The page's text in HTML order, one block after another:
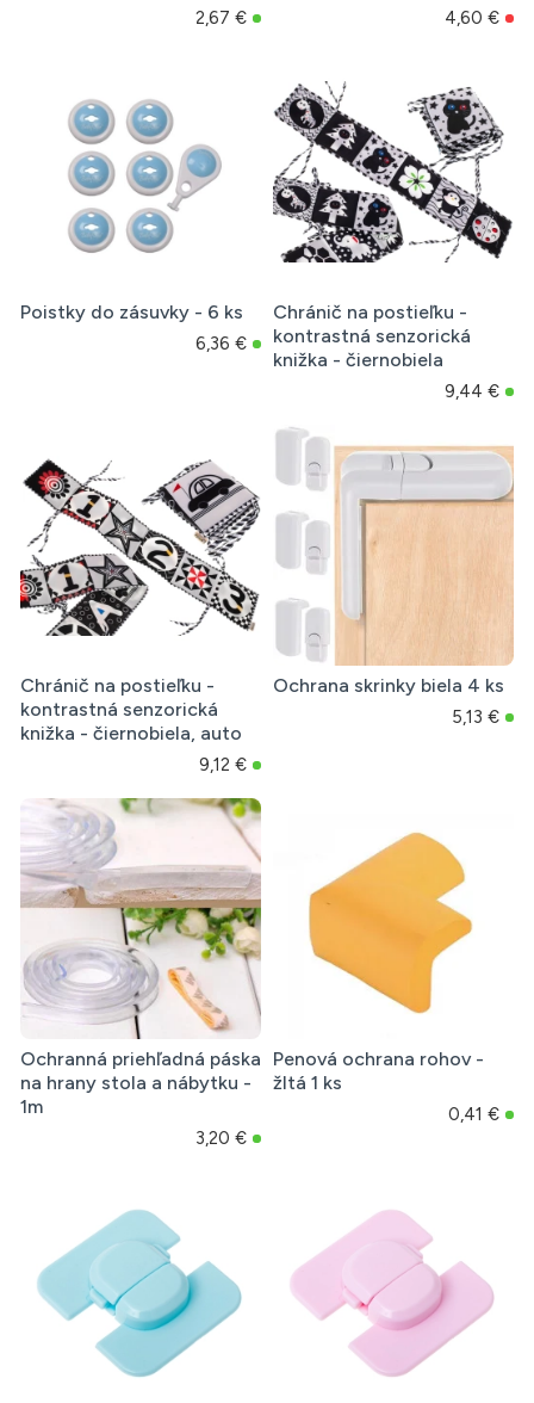
2,67 € 4,60 €
Poistky do zásuvky - 6 ks
6,36 €
Chránič na postieľku -
kontrastná senzorická
knižka - čiernobiela
9,44 €
Chránič na postieľku -
kontrastná senzorická
knižka - čiernobiela, auto
9,12 €
Ochrana skrinky biela 4 ks
5,13 €
Ochranná priehľadná páska
na hrany stola a nábytku -
1m
3,20 €
Penová ochrana rohov -
žltá 1 ks
0,41 €